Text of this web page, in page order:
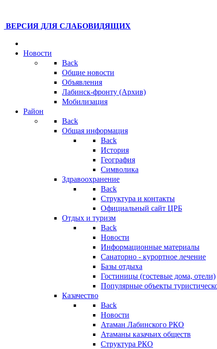
ВЕРСИЯ ДЛЯ СЛАБОВИДЯЩИХ
Новости
Back
Общие новости
Объявления
Лабинск-фронту (Архив)
Мобилизация
Район
Back
Общая информация
Back
История
География
Символика
Здравоохранение
Back
Структура и контакты
Официальный сайт ЦРБ
Отдых и туризм
Back
Новости
Информационные материалы
Санаторно - курортное лечение
Базы отдыха
Гостиницы (гостевые дома, отели)
Популярные объекты
Казачество
Back
Новости
Атаман Лабинского РКО
Атаманы казачьих обществ
Структура РКО